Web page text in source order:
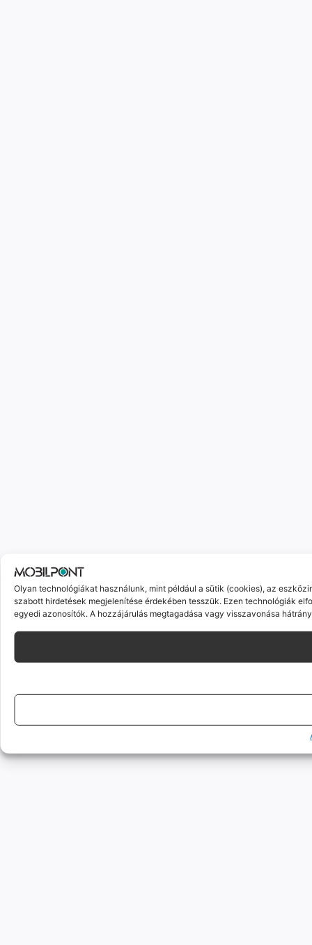
Olyan technológiákat használunk, mint például a sütik (cookies), az
szabott hirdetések megjelenítése érdekében tesszük. Ezen technológiák
egyedi azonosítók. A hozzájárulás megtagadása vagy visszavonása